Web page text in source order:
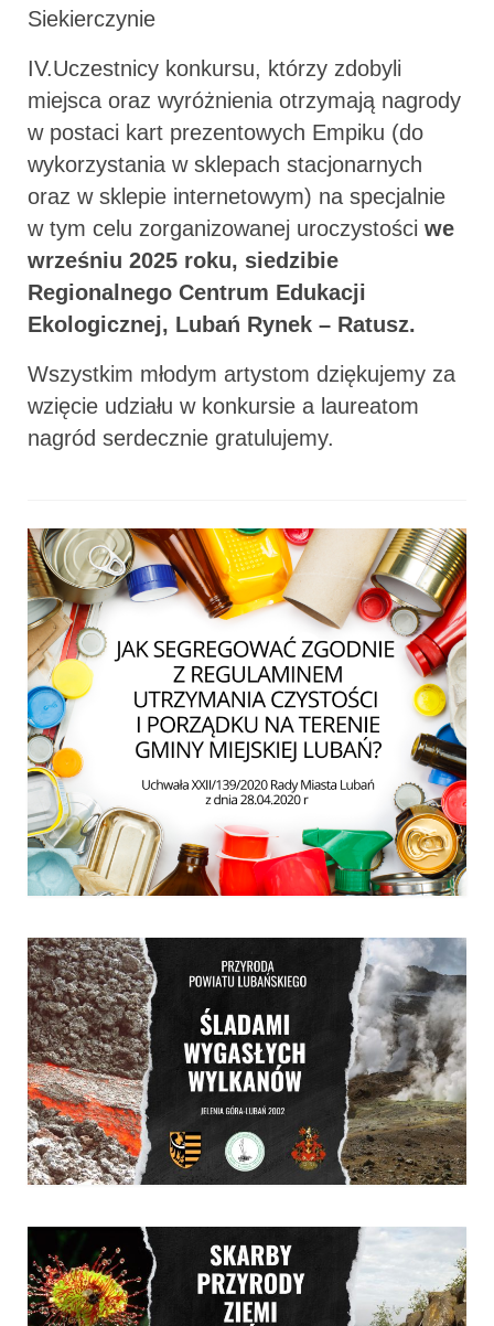
Siekierczynie
IV.Uczestnicy konkursu, którzy zdobyli
miejsca oraz wyróżnienia otrzymają nagrody
w postaci kart prezentowych Empiku (do
wykorzystania w sklepach stacjonarnych
oraz w sklepie internetowym) na specjalnie
w tym celu zorganizowanej uroczystości we
wrześniu 2025 roku, siedzibie
Regionalnego Centrum Edukacji
Ekologicznej, Lubań Rynek – Ratusz.
Wszystkim młodym artystom dziękujemy za
wzięcie udziału w konkursie a laureatom
nagród serdecznie gratulujemy.